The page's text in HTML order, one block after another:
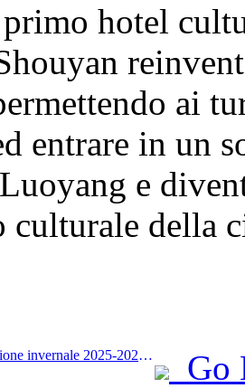
hotel
ai
entrare in un
e
culturale della
Prev:Durante la stagione invernale 2025-2026, il turismo sul ghiaccio e sulla neve nella provincia di Jilin ha registrato un aumento del 16,1% degli arrivi turistici rispetto all'anno precedente.
Go